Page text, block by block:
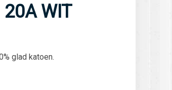
WIT
glad katoen.